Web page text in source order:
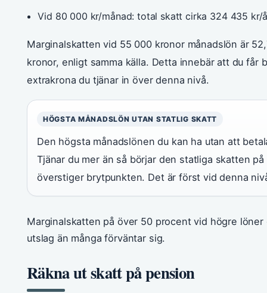
Vid 80 000 kr/månad: total skatt cirka 324 435 kr/
Marginalskatten vid 55 000 kronor månadslön är
kronor, enligt samma källa. Detta innebär att du får
extrakrona du tjänar in över denna nivå.
HÖGSTA MÅNADSLÖN UTAN STATLIG SKATT
Den högsta månadslönen du kan ha utan att
Tjänar du mer än så börjar den statliga skatten
överstiger brytpunkten. Det är först vid denna
Marginalskatten på över 50 procent vid högre
utslag än många förväntar sig.
Räkna ut skatt på pension